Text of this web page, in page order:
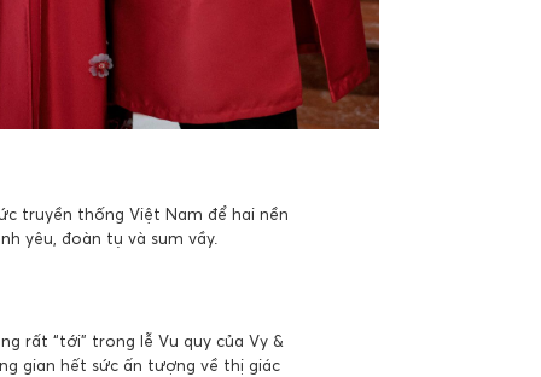
truyền thống Việt Nam để hai nền
yêu, đoàn tụ và sum vầy.
rất “tới” trong lễ Vu quy của Vy &
gian hết sức ấn tượng về thị giác